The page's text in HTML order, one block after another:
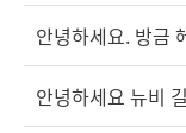
안녕하세요. 방금
안녕하세요 뉴비